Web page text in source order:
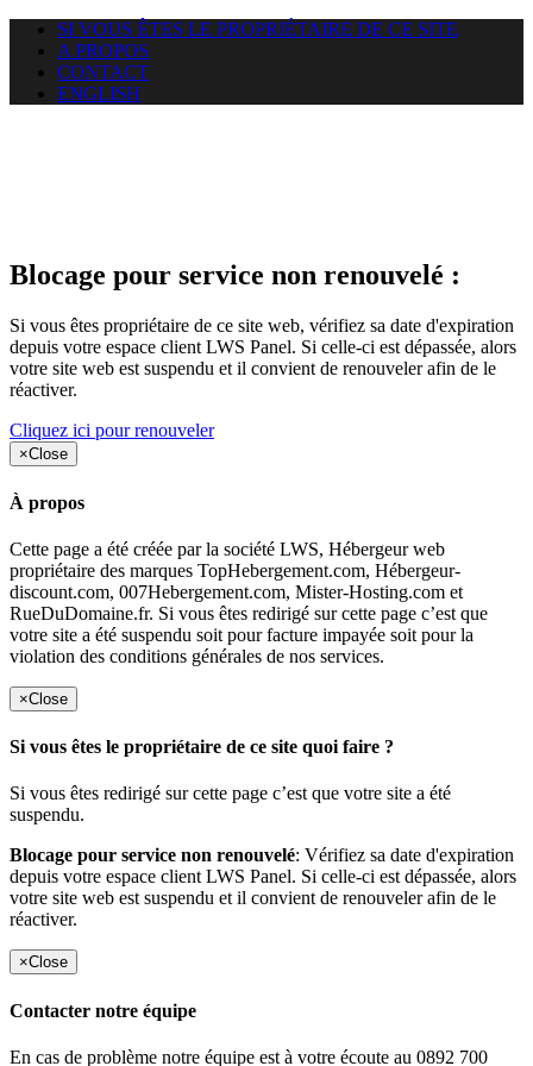
SI VOUS ÊTES LE PROPRIÉTAIRE DE CE SITE
A PROPOS
CONTACT
ENGLISH
Blocage pour service non renouvelé :
Si vous êtes propriétaire de ce site web, vérifiez sa date d'expiration
depuis votre espace client LWS Panel. Si celle-ci est dépassée, alors
votre site web est suspendu et il convient de renouveler afin de le
réactiver.
Cliquez ici pour renouveler
×Close
À propos
Cette page a été créée par la société LWS, Hébergeur web
propriétaire des marques TopHebergement.com, Hébergeur-
discount.com, 007Hebergement.com, Mister-Hosting.com et
RueDuDomaine.fr. Si vous êtes redirigé sur cette page c’est que
votre site a été suspendu soit pour facture impayée soit pour la
violation des conditions générales de nos services.
×Close
Si vous êtes le propriétaire de ce site quoi faire ?
Si vous êtes redirigé sur cette page c’est que votre site a été
suspendu.
Blocage pour service non renouvelé: Vérifiez sa date d'expiration
depuis votre espace client LWS Panel. Si celle-ci est dépassée, alors
votre site web est suspendu et il convient de renouveler afin de le
réactiver.
×Close
Contacter notre équipe
En cas de problème notre équipe est à votre écoute au 0892 700